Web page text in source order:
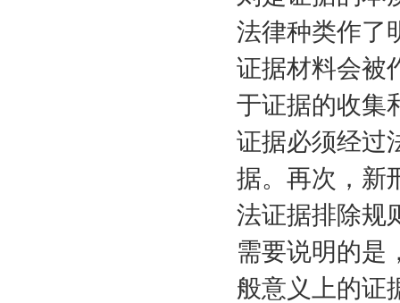
法律种类作了
证据材料会被
于证据的收集
证据必须经过
据。再次，新
法证据排除规
需要说明的是
般意义上的证